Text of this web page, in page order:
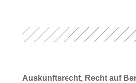
Auskunftsrecht, Recht auf